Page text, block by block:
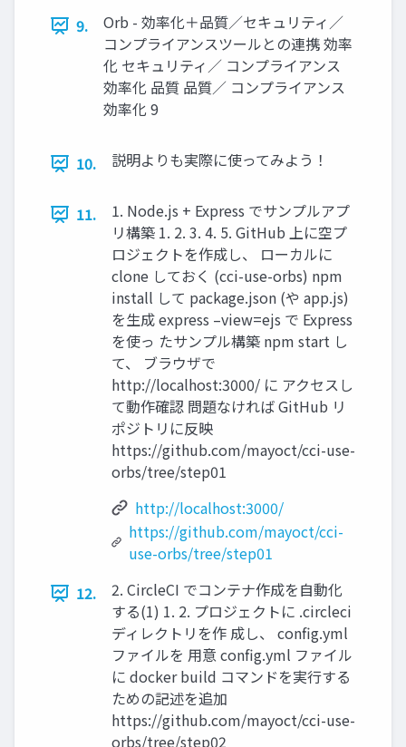
9.
Orb - 効率化＋品質／セキュリティ／
コンプライアンスツールとの連携 効率
化 セキュリティ／ コンプライアンス
効率化 品質 品質／ コンプライアンス
効率化 9
10. 説明よりも実際に使ってみよう！
11.
1. Node.js + Express でサンプルアプ
リ構築 1. 2. 3. 4. 5. GitHub 上に空プ
ロジェクトを作成し、 ローカルに
clone しておく (cci-use-orbs) npm
install して package.json (や app.js)
を生成 express –view=ejs で Express
を使っ たサンプル構築 npm start し
て、 ブラウザで
http://localhost:3000/ に アクセスし
て動作確認 問題なければ GitHub リ
ポジトリに反映
https://github.com/mayoct/cci-use-
orbs/tree/step01
http://localhost:3000/
https://github.com/mayoct/cci-
use-orbs/tree/step01
12.
2. CircleCI でコンテナ作成を自動化
する(1) 1. 2. プロジェクトに .circleci
ディレクトリを作 成し、 config.yml
ファイルを 用意 config.yml ファイル
に docker build コマンドを実行する
ための記述を追加
https://github.com/mayoct/cci-use-
orbs/tree/step02